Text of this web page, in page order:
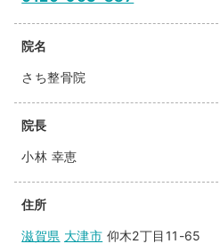
院名
さち整骨院
院長
小林 幸恵
住所
滋賀県 大津市 仰木2丁目11-65